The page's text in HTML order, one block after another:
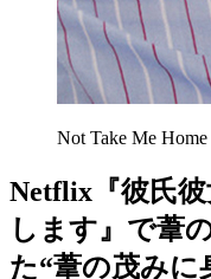
Not Take Me Home
Netflix『彼氏
します』で葦
た“葦の茂みに